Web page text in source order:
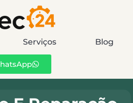
Serviços Blog